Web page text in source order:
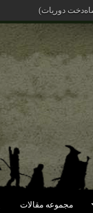
دوریات)
مجموعه مقالات